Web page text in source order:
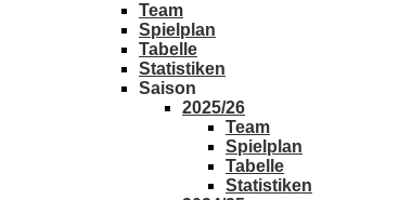
Team
Spielplan
Tabelle
Statistiken
Saison
2025/26
Team
Spielplan
Tabelle
Statistiken